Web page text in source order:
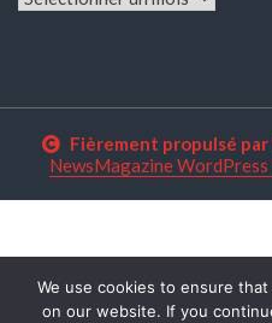
Fièrement propulsé
NewsMagazine WordPress
We use cookies to ensure
on our website. If you